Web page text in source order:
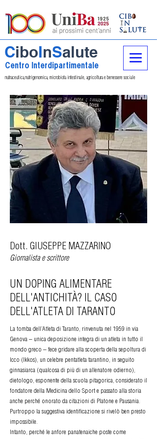
CiboInSalute
Centro Interdipartimentale
nutraceutica,nutrigenomica, microbiota intestinale, agricoltura e benessere sociale
Dott. GIUSEPPE MAZZARINO
Giornalista e scrittore
UN DOPING ALIMENTARE
DELL'ANTICHITÀ? IL CASO
DELL'ATLETA DI TARANTO
La tomba dell’Atleta di Taranto, rinvenuta nel 1959 in via
Genova – unica deposizione integra di un atleta in tutto il
mondo greco – fece gridare alla scoperta della sepoltura di
Icco (Ikkos), un celebre pentatleta tarantino, in seguito
ginnasiarca (qualcosa di più di un allenatore odierno),
dietologo, esponente della scuola pitagorica, considerato il
fondatore della Medicina dello Sport e passato alla storia
anche perché onorato da citazioni di Platone e Pausania.
Purtroppo la suggestiva identificazione si rivelò ben presto
impossibile.
Intanto, perché le anfore panatenaiche poste come